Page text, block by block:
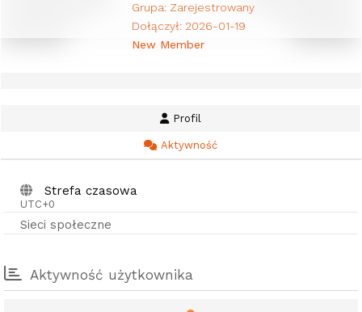
Grupa: Zarejestrowany
Dołączył: 2026-01-19
New Member
Profil
Aktywność
Strefa czasowa
UTC+0
Sieci społeczne
Aktywność użytkownika